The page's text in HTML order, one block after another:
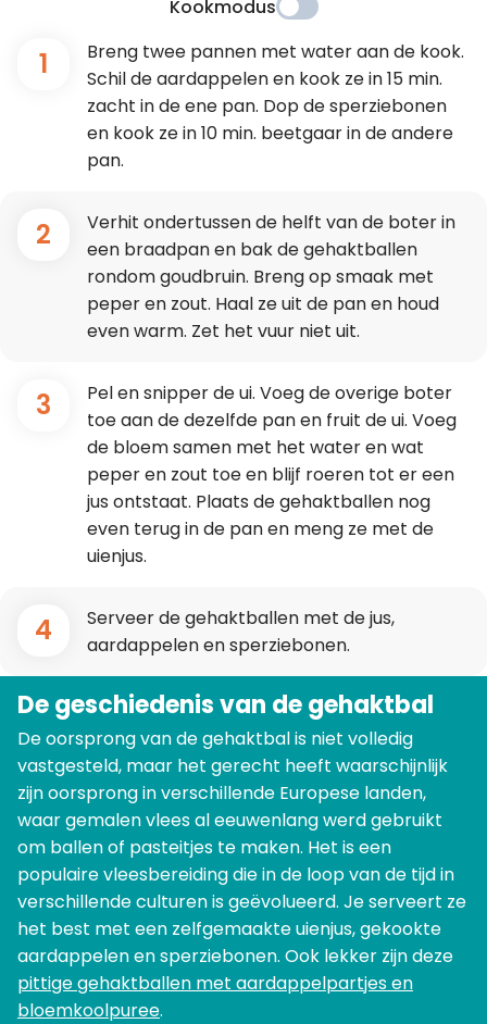
Kookmodus
1
Breng twee pannen met water aan de kook.
Schil de aardappelen en kook ze in 15 min.
zacht in de ene pan. Dop de sperziebonen
en kook ze in 10 min. beetgaar in de andere
pan.
2
Verhit ondertussen de helft van de boter in
een braadpan en bak de gehaktballen
rondom goudbruin. Breng op smaak met
peper en zout. Haal ze uit de pan en houd
even warm. Zet het vuur niet uit.
3
Pel en snipper de ui. Voeg de overige boter
toe aan de dezelfde pan en fruit de ui. Voeg
de bloem samen met het water en wat
peper en zout toe en blijf roeren tot er een
jus ontstaat. Plaats de gehaktballen nog
even terug in de pan en meng ze met de
uienjus.
4
Serveer de gehaktballen met de jus,
aardappelen en sperziebonen.
De geschiedenis van de gehaktbal
De oorsprong van de gehaktbal is niet volledig
vastgesteld, maar het gerecht heeft waarschijnlijk
zijn oorsprong in verschillende Europese landen,
waar gemalen vlees al eeuwenlang werd gebruikt
om ballen of pasteitjes te maken. Het is een
populaire vleesbereiding die in de loop van de tijd in
verschillende culturen is geëvolueerd. Je serveert ze
het best met een zelfgemaakte uienjus, gekookte
aardappelen en sperziebonen. Ook lekker zijn deze
pittige gehaktballen met aardappelpartjes en
bloemkoolpuree.